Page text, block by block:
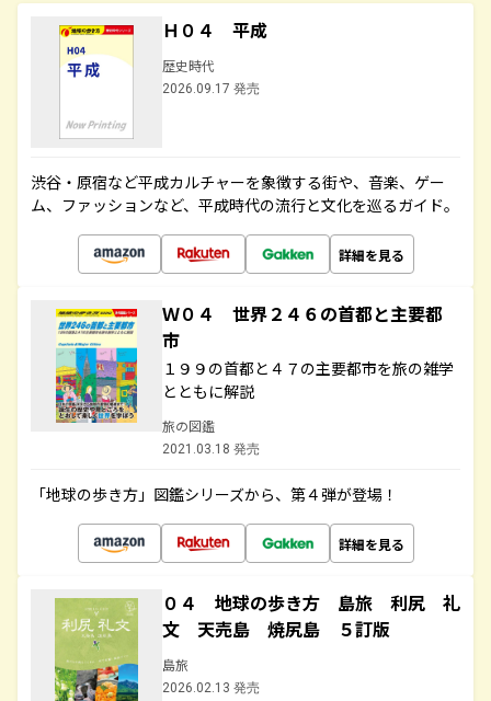
Ｈ０４ 平成
歴史時代
2026.09.17 発売
渋谷・原宿など平成カルチャーを象徴する街や、音楽、ゲー
ム、ファッションなど、平成時代の流行と文化を巡るガイド。
詳細を見る
Ｗ０４ 世界２４６の首都と主要都
市
１９９の首都と４７の主要都市を旅の雑学
とともに解説
旅の図鑑
2021.03.18 発売
「地球の歩き方」図鑑シリーズから、第４弾が登場！
詳細を見る
０４ 地球の歩き方 島旅 利尻 礼
文 天売島 焼尻島 ５訂版
島旅
2026.02.13 発売